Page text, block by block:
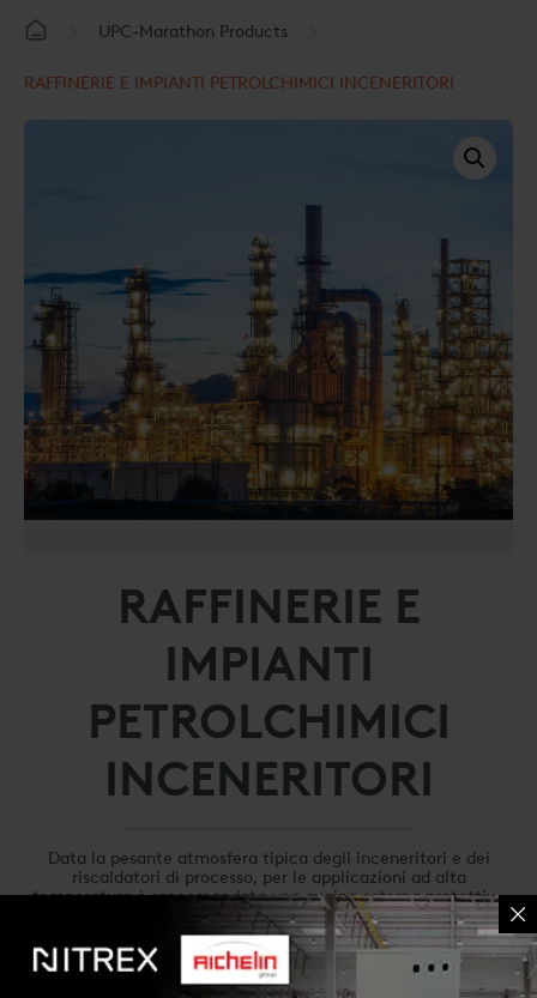
UPC-Marathon Products
RAFFINERIE E IMPIANTI PETROLCHIMICI INCENERITORI
RAFFINERIE E
IMPIANTI
PETROLCHIMICI
INCENERITORI
Data la pesante atmosfera tipica degli inceneritori e dei
riscaldatori di processo, per le applicazioni ad alta
temperatura è raccomandata una guaina esterna protettiva
in allumina. Installati nella zona di combustione o nella
sezione radiante, i sensori possono essere collegati a
strumenti che inviano un segnale da 4-20 mA al sistema di
ottimizzazione della combustione esistente.
Le applicazioni testate includono:
• Riscaldatori di processo
• Inceneritori
...Read full description